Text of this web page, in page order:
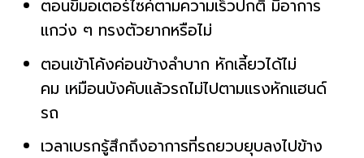
ตอนขี่มอเตอร์ไซค์ตามความเร็วปกติ มีอาการ
แกว่ง ๆ ทรงตัวยากหรือไม่
ตอนเข้าโค้งค่อนข้างลำบาก หักเลี้ยวได้ไม่
คม เหมือนบังคับแล้วรถไม่ไปตามแรงหักแฮนด์
รถ
เวลาเบรกรู้สึกถึงอาการที่รถยวบยุบลงไปข้าง